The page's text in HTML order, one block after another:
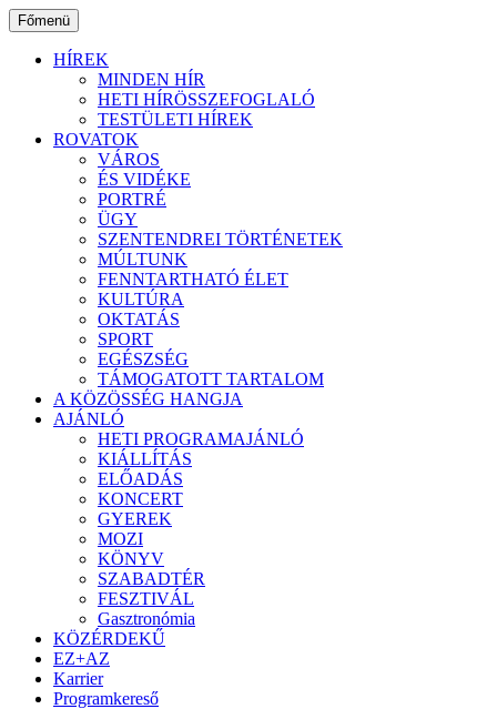
Ugrás
a
tartalomhoz
Főmenü
HÍREK
MINDEN HÍR
HETI HÍRÖSSZEFOGLALÓ
TESTÜLETI HÍREK
ROVATOK
VÁROS
ÉS VIDÉKE
PORTRÉ
ÜGY
SZENTENDREI TÖRTÉNETEK
MÚLTUNK
FENNTARTHATÓ ÉLET
KULTÚRA
OKTATÁS
SPORT
EGÉSZSÉG
TÁMOGATOTT TARTALOM
A KÖZÖSSÉG HANGJA
AJÁNLÓ
HETI PROGRAMAJÁNLÓ
KIÁLLÍTÁS
ELŐADÁS
KONCERT
GYEREK
MOZI
KÖNYV
SZABADTÉR
FESZTIVÁL
Gasztronómia
KÖZÉRDEKŰ
EZ+AZ
Karrier
Programkereső